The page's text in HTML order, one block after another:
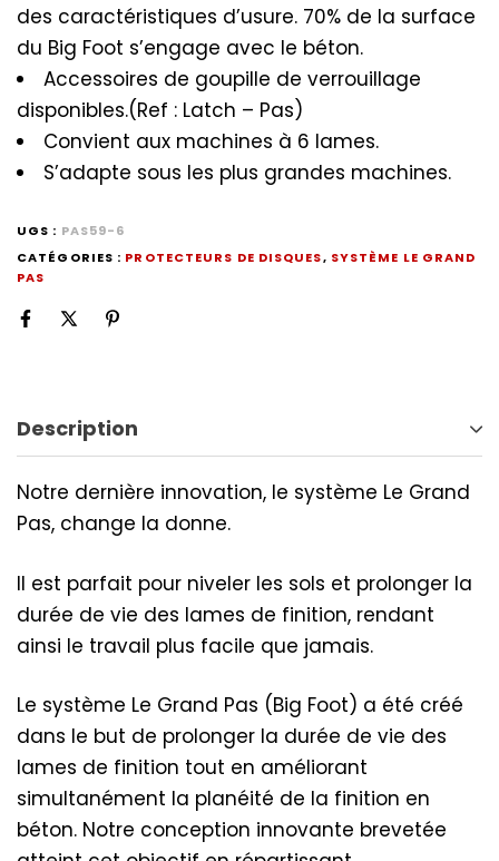
des caractéristiques d’usure. 70% de la surface
du Big Foot s’engage avec le béton.
Accessoires de goupille de verrouillage
disponibles.(Ref : Latch – Pas)
Convient aux machines à 6 lames.
S’adapte sous les plus grandes machines.
UGS : PAS59-6
CATÉGORIES : PROTECTEURS DE DISQUES, SYSTÈME LE GRAND
PAS
Description
Notre dernière innovation, le système Le Grand
Pas, change la donne.
Il est parfait pour niveler les sols et prolonger la
durée de vie des lames de finition, rendant
ainsi le travail plus facile que jamais.
Le système Le Grand Pas (Big Foot) a été créé
dans le but de prolonger la durée de vie des
lames de finition tout en améliorant
simultanément la planéité de la finition en
béton. Notre conception innovante brevetée